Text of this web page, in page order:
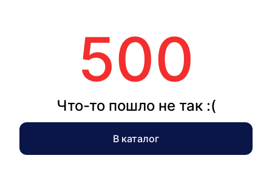
500
Что-то пошло не так :(
В каталог